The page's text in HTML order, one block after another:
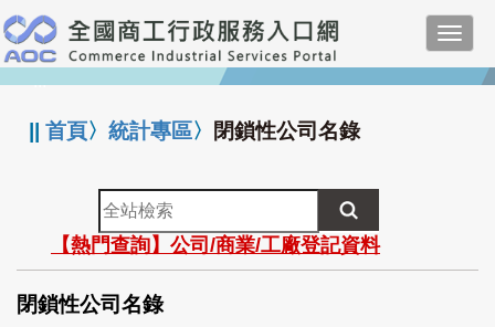
跳
到
主
要
:::
||首頁〉統計專區〉 閉鎖性公司名錄
全
站
檢
索
【熱門查詢】公司/商業/工廠登記資料
閉鎖性公司名錄